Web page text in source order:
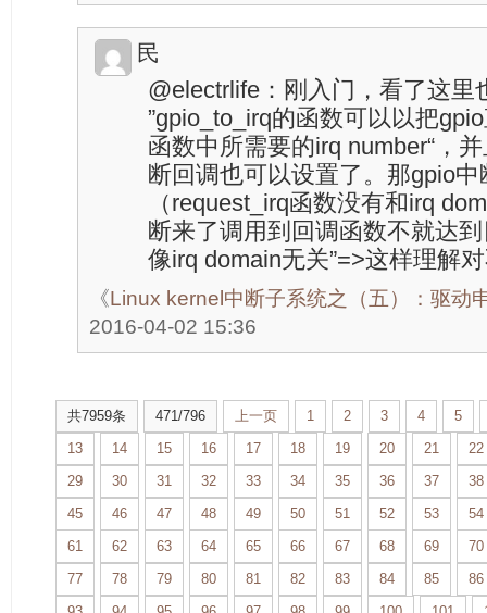
民
@electrlife：刚入门，看了这里
”gpio_to_irq的函数可以以把
函数中所需要的irq number“，
断回调也可以设置了。那gpio
（request_irq函数没有和irq
断来了调用到回调函数不就达
像irq domain无关”=>这样理解
《Linux kernel中断子系统之（五）：驱动
2016-04-02 15:36
共7959条 471/796 上一页 1 2 3 4
5
13
14 15 16 17 18 19 20 21
22
29
30 31 32 33 34 35 36 37
38
45
46 47 48 49 50 51 52 53
54
61
62 63 64 65 66 67 68 69
70
77
78 79 80 81 82 83 84 85
86